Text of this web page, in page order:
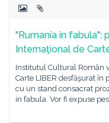
"Rumanía in fabula":
Internaţional de
Institutul Cultural Român
Carte LIBER desfăşurat
cu un stand consacrat
in fabula. Vor fi expuse